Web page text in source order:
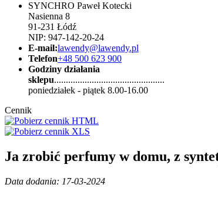
SYNCHRO Paweł Kotecki
Nasienna 8
91-231 Łódź
NIP: 947-142-20-24
E-mail:lawendy@lawendy.pl
Telefon+48 500 623 900
Godziny działania
sklepu...............................................
poniedziałek - piątek 8.00-16.00
Cennik
Ja zrobić perfumy w domu, z
Data dodania: 17-03-2024